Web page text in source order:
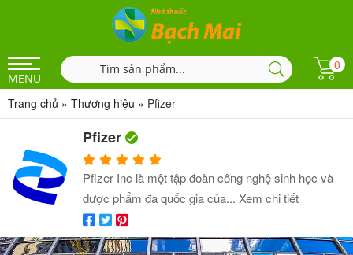
MENU
0
Trang chủ » Thương hiệu » Pfizer
Pfizer
Pfizer Inc là một tập đoàn công nghệ sinh học và
dược phẩm đa quốc gia của... Xem chi tiết